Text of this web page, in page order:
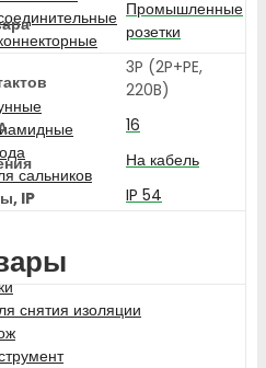
сальников
снятия изоляции
Промышленные
розетки
3P (2P+PE,
220B)
16
На кабель
IP
IP 54